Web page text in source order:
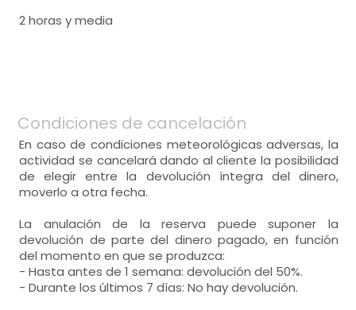
2 horas y media
Condiciones de cancelación
En caso de condiciones meteorológicas adversas, la
actividad se cancelará dando al cliente la posibilidad
de elegir entre la devolución íntegra del dinero,
moverlo a otra fecha.
La anulación de la reserva puede suponer la
devolución de parte del dinero pagado, en función
del momento en que se produzca:
- Hasta antes de 1 semana: devolución del 50%.
- Durante los últimos 7 días: No hay devolución.